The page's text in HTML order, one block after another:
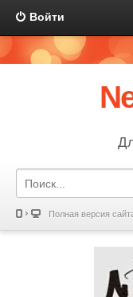
Войти
Полная версия